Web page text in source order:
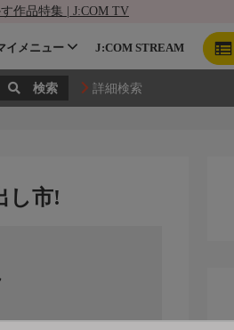
作品特集 | J:COM TV
イメニュー J:COM STREAM
詳細検索
し市!